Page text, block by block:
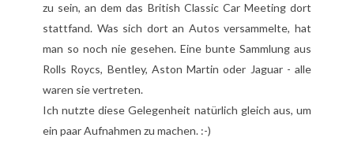
zu sein, an dem das British Classic Car Meetingdort
stattfand. Was sich dort an Autos versammelte, hat
man so noch nie gesehen. Eine bunte Sammlung aus
Rolls Roycs, Bentley, Aston Martin oder Jaguar - alle
waren sie vertreten.
Ich nutzte diese Gelegenheit natürlich gleich aus, um
ein paar Aufnahmen zu machen. :-)